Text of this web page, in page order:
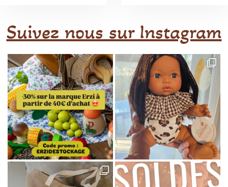
Suivez nous sur Instagram